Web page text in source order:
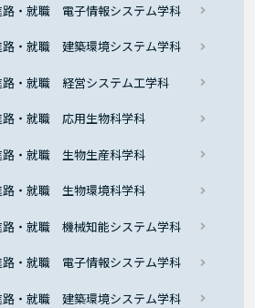
・就職 電子情報システム学科
・就職 建築環境システム学科
・就職 経営システム工学科
・就職 応用生物科学科
・就職 生物生産科学科
・就職 生物環境科学科
・就職 機械知能システム学科
・就職 電子情報システム学科
・就職 建築環境システム学科